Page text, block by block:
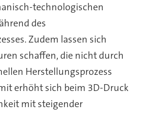
technologischen
des
Zudem lassen sich
schaffen, die nicht durch
Herstellungsprozess
erhöht sich beim 3D-Druck
mit steigender